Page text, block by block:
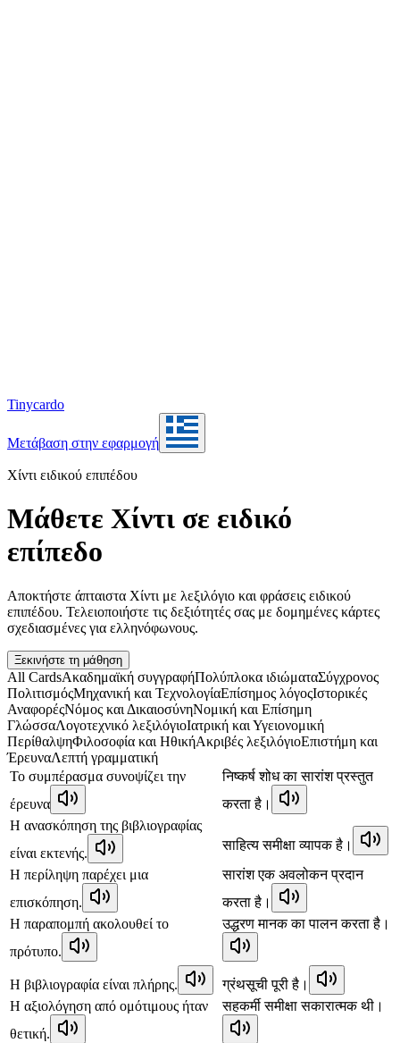
Tinycardo
Μετάβαση στην εφαρμογή
Χίντι ειδικού επιπέδου
Μάθετε Χίντι σε ειδικό
επίπεδο
Αποκτήστε άπταιστα Χίντι με λεξιλόγιο και φράσεις ειδικού
επιπέδου. Τελειοποιήστε τις δεξιότητές σας με δομημένες κάρτες
σχεδιασμένες για ελληνόφωνους.
Ξεκινήστε τη μάθηση
All CardsΑκαδημαϊκή συγγραφήΠολύπλοκα ιδιώματαΣύγχρονος
ΠολιτισμόςΜηχανική και ΤεχνολογίαΕπίσημος λόγοςΙστορικές
ΑναφορέςΝόμος και ΔικαιοσύνηΝομική και Επίσημη
ΓλώσσαΛογοτεχνικό λεξιλόγιοΙατρική και Υγειονομική
ΠερίθαλψηΦιλοσοφία και ΗθικήΑκριβές λεξιλόγιοΕπιστήμη και
ΈρευναΛεπτή γραμματική
Το συμπέρασμα συνοψίζει την
έρευνα
निष्कर्ष शोध का सारांश प्रस्तुत
करता है।
Η ανασκόπηση της βιβλιογραφίας
είναι εκτενής.
साहित्य समीक्षा व्यापक है।
Η περίληψη παρέχει μια
επισκόπηση.
सारांश एक अवलोकन प्रदान
करता है।
Η παραπομπή ακολουθεί το
πρότυπο.
उद्धरण मानक का पालन करता है।
Η βιβλιογραφία είναι πλήρης.
ग्रंथसूची पूरी है।
Η αξιολόγηση από ομότιμους ήταν
θετική.
सहकर्मी समीक्षा सकारात्मक थी।